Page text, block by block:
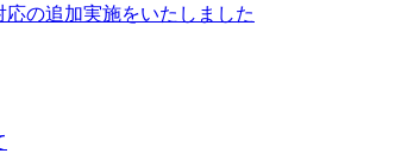
応の追加実施をいたしました